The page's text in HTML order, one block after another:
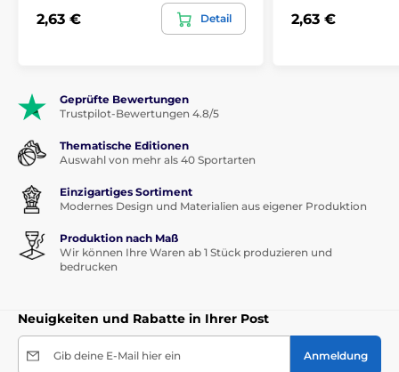
2,63 € Detail 2,63 €
Geprüfte Bewertungen
Trustpilot-Bewertungen 4.8/5
Thematische Editionen
Auswahl von mehr als 40 Sportarten
Einzigartiges Sortiment
Modernes Design und Materialien aus eigener Produktion
Produktion nach Maß
Wir können Ihre Waren ab 1 Stück produzieren und
bedrucken
Neuigkeiten und Rabatte in Ihrer Post
Gib deine E-Mail hier ein Anmeldung